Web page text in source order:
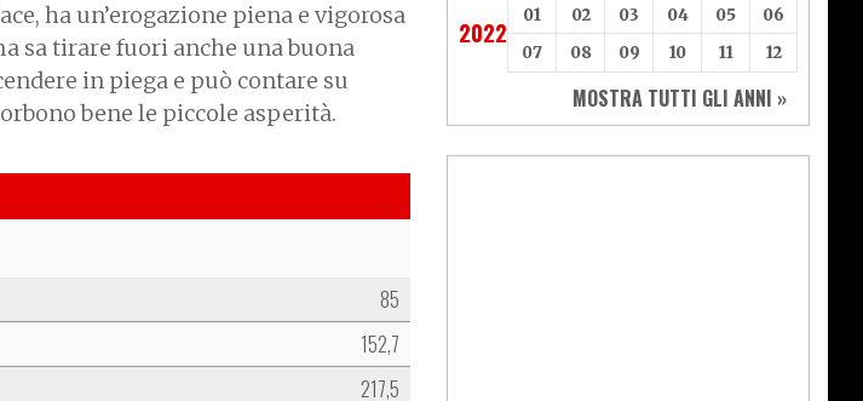
ha un’erogazione piena e vigorosa
sa tirare fuori anche una buona
in piega e può contare su
bene le piccole asperità.
85
152,7
217,5
2022
01 02 03 04 05
06
07
08 09 10 11 12
MOSTRA TUTTI GLI ANNI »